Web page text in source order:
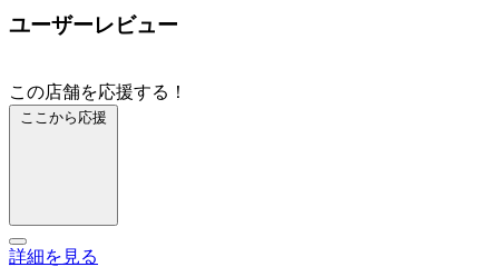
ユーザーレビュー
この店舗を応援する！
ここから応援
詳細を見る